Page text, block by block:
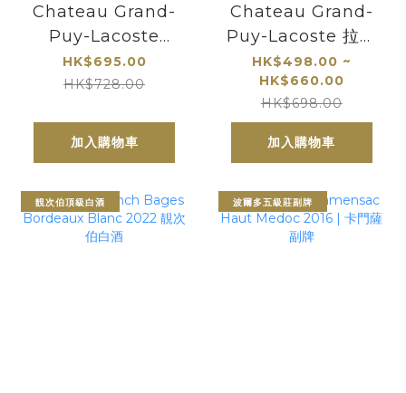
Chateau Grand-
Puy-Lacoste
2022 拉古斯酒莊
Pauillac 五級莊
HK$695.00
HK$728.00
加入購物車
Chateau Grand-
Puy-Lacoste 拉古
斯酒莊 Pauillac 五
級莊
HK$498.00 ~
HK$660.00
HK$698.00
加入購物車
靚次伯頂級白酒 波爾多五級莊副牌